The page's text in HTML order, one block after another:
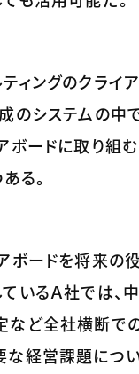
ィングのクライ
のシステムの中
ボードに取り組
る。
ボードを将来の
いるＡ社では、
など全社横断で
な経営課題につ